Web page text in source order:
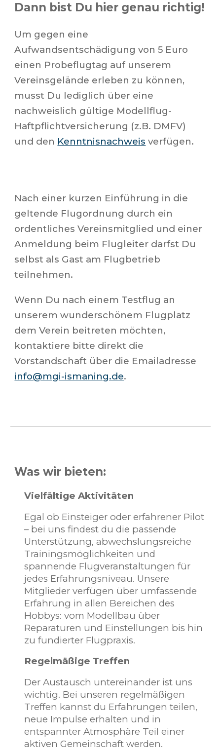
Dann bist Du hier genau richtig!
Um gegen eine
Aufwandsentschädigung von 5 Euro
einen Probeflugtag auf unserem
Vereinsgelände erleben zu können,
musst Du lediglich über eine
nachweislich gültige Modellflug-
Haftpflichtversicherung (z.B. DMFV)
und den Kenntnisnachweis verfügen.
Nach einer kurzen Einführung in die
geltende Flugordnung durch ein
ordentliches Vereinsmitglied und einer
Anmeldung beim Flugleiter darfst Du
selbst als Gast am Flugbetrieb
teilnehmen.
Wenn Du nach einem Testflug an
unserem wunderschönem Flugplatz
dem Verein beitreten möchten,
kontaktiere bitte direkt die
Vorstandschaft über die Emailadresse
info@mgi-ismaning.de.
Was wir bieten:
Vielfältige Aktivitäten
Egal ob Einsteiger oder erfahrener Pilot
– bei uns findest du die passende
Unterstützung, abwechslungsreiche
Trainingsmöglichkeiten und
spannende Flugveranstaltungen für
jedes Erfahrungsniveau. Unsere
Mitglieder verfügen über umfassende
Erfahrung in allen Bereichen des
Hobbys: vom Modellbau über
Reparaturen und Einstellungen bis hin
zu fundierter Flugpraxis.
Regelmäßige Treffen
Der Austausch untereinander ist uns
wichtig. Bei unseren regelmäßigen
Treffen kannst du Erfahrungen teilen,
neue Impulse erhalten und in
entspannter Atmosphäre Teil einer
aktiven Gemeinschaft werden.